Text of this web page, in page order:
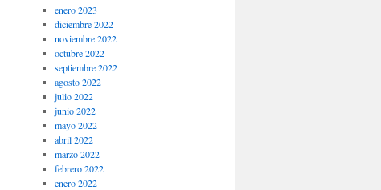
enero 2023
diciembre 2022
noviembre 2022
octubre 2022
septiembre 2022
agosto 2022
julio 2022
junio 2022
mayo 2022
abril 2022
marzo 2022
febrero 2022
enero 2022